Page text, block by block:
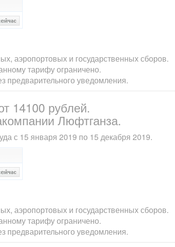
аэропортовых и государственных сборов.
тарифу ограничено.
предварительного уведомления.
14100 рублей.
Люфтганза.
с 15 января 2019 по 15 декабря 2019.
аэропортовых и государственных сборов.
тарифу ограничено.
предварительного уведомления.